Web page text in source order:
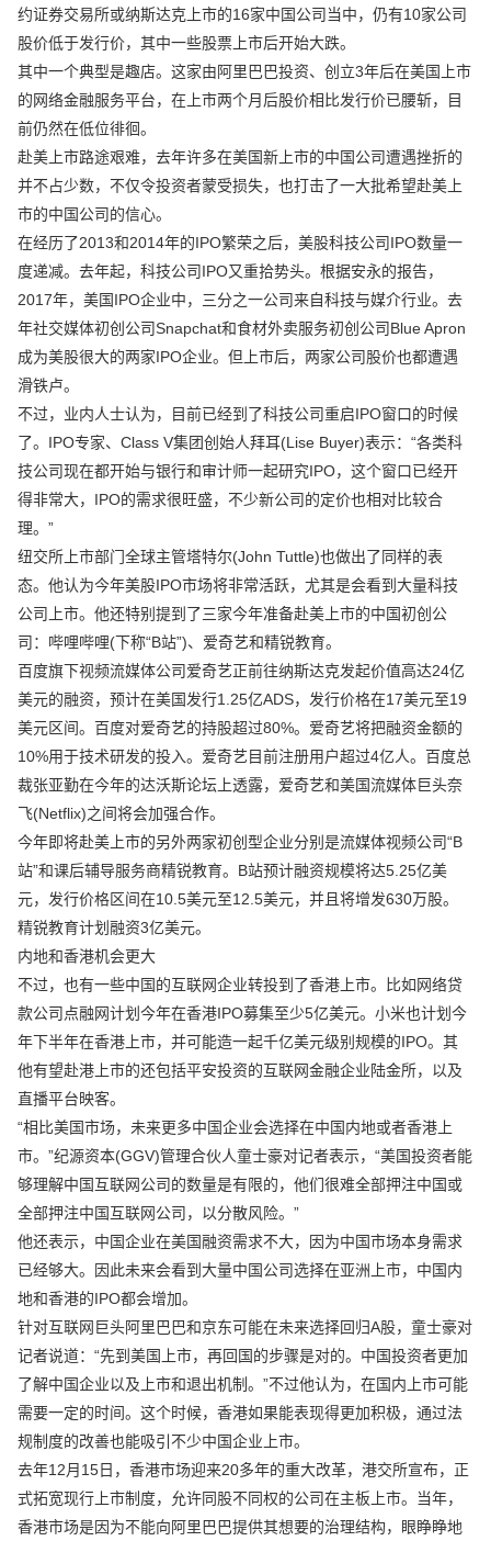
约证券交易所或纳斯达克上市的16家中国公司当中，仍有10家公司
股价低于发行价，其中一些股票上市后开始大跌。
其中一个典型是趣店。这家由阿里巴巴投资、创立3年后在美国上市
的网络金融服务平台，在上市两个月后股价相比发行价已腰斩，目
前仍然在低位徘徊。
赴美上市路途艰难，去年许多在美国新上市的中国公司遭遇挫折的
并不占少数，不仅令投资者蒙受损失，也打击了一大批希望赴美上
市的中国公司的信心。
在经历了2013和2014年的IPO繁荣之后，美股科技公司IPO数量一
度递减。去年起，科技公司IPO又重拾势头。根据安永的报告，
2017年，美国IPO企业中，三分之一公司来自科技与媒介行业。去
年社交媒体初创公司Snapchat和食材外卖服务初创公司Blue Apron
成为美股很大的两家IPO企业。但上市后，两家公司股价也都遭遇
滑铁卢。
不过，业内人士认为，目前已经到了科技公司重启IPO窗口的时候
了。IPO专家、Class V集团创始人拜耳(Lise Buyer)表示：“各类科
技公司现在都开始与银行和审计师一起研究IPO，这个窗口已经开
得非常大，IPO的需求很旺盛，不少新公司的定价也相对比较合
理。”
纽交所上市部门全球主管塔特尔(John Tuttle)也做出了同样的表
态。他认为今年美股IPO市场将非常活跃，尤其是会看到大量科技
公司上市。他还特别提到了三家今年准备赴美上市的中国初创公
司：哔哩哔哩(下称“B站”)、爱奇艺和精锐教育。
百度旗下视频流媒体公司爱奇艺正前往纳斯达克发起价值高达24亿
美元的融资，预计在美国发行1.25亿ADS，发行价格在17美元至19
美元区间。百度对爱奇艺的持股超过80%。爱奇艺将把融资金额的
10%用于技术研发的投入。爱奇艺目前注册用户超过4亿人。百度总
裁张亚勤在今年的达沃斯论坛上透露，爱奇艺和美国流媒体巨头奈
飞(Netflix)之间将会加强合作。
今年即将赴美上市的另外两家初创型企业分别是流媒体视频公司“B
站”和课后辅导服务商精锐教育。B站预计融资规模将达5.25亿美
元，发行价格区间在10.5美元至12.5美元，并且将增发630万股。
精锐教育计划融资3亿美元。
内地和香港机会更大
不过，也有一些中国的互联网企业转投到了香港上市。比如网络贷
款公司点融网计划今年在香港IPO募集至少5亿美元。小米也计划今
年下半年在香港上市，并可能造一起千亿美元级别规模的IPO。其
他有望赴港上市的还包括平安投资的互联网金融企业陆金所，以及
直播平台映客。
“相比美国市场，未来更多中国企业会选择在中国内地或者香港上
市。”纪源资本(GGV)管理合伙人童士豪对记者表示，“美国投资者能
够理解中国互联网公司的数量是有限的，他们很难全部押注中国或
全部押注中国互联网公司，以分散风险。”
他还表示，中国企业在美国融资需求不大，因为中国市场本身需求
已经够大。因此未来会看到大量中国公司选择在亚洲上市，中国内
地和香港的IPO都会增加。
针对互联网巨头阿里巴巴和京东可能在未来选择回归A股，童士豪对
记者说道：“先到美国上市，再回国的步骤是对的。中国投资者更加
了解中国企业以及上市和退出机制。”不过他认为，在国内上市可能
需要一定的时间。这个时候，香港如果能表现得更加积极，通过法
规制度的改善也能吸引不少中国企业上市。
去年12月15日，香港市场迎来20多年的重大改革，港交所宣布，正
式拓宽现行上市制度，允许同股不同权的公司在主板上市。当年，
香港市场是因为不能向阿里巴巴提供其想要的治理结构，眼睁睁地